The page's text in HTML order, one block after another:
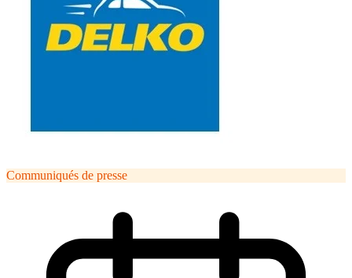
Communiqués de presse